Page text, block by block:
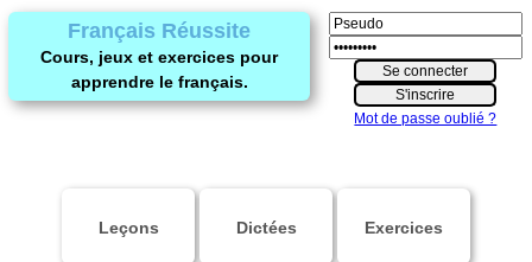
Français Réussite
Cours, jeux et exercices pour
apprendre le français.
Mot de passe oublié ?
Leçons Dictées Exercices